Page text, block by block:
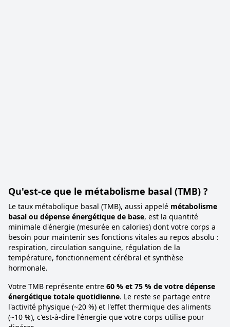
Qu'est-ce que le métabolisme basal (TMB) ?
Le taux métabolique basal (TMB), aussi appelé métabolisme
basal ou dépense énergétique de base, est la quantité
minimale d'énergie (mesurée en calories) dont votre corps a
besoin pour maintenir ses fonctions vitales au repos absolu :
respiration, circulation sanguine, régulation de la
température, fonctionnement cérébral et synthèse
hormonale.
Votre TMB représente entre 60 % et 75 % de votre dépense
énergétique totale quotidienne. Le reste se partage entre
l'activité physique (~20 %) et l'effet thermique des aliments
(~10 %), c'est-à-dire l'énergie que votre corps utilise pour